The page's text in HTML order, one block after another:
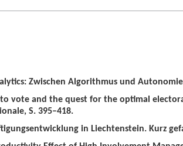
Zwischen Algorithmus und
to vote and the quest for the optimal
S. 395–418.
in Liechtenstein. Kurz